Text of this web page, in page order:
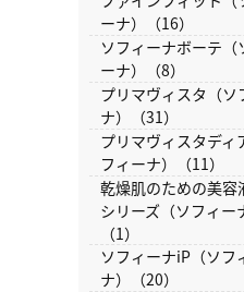
ーナ）（16）
ソフィーナボーテ（
ーナ）（8）
プリマヴィスタ（ソ
ナ）（31）
プリマヴィスタディ
フィーナ）（11）
乾燥肌のための美容
シリーズ（ソフィー
（1）
ソフィーナiP（ソフ
ナ）（20）